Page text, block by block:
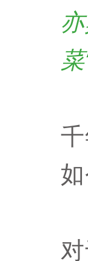
菜